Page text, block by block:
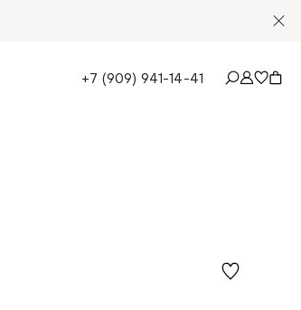
+7 (909) 941-14-41